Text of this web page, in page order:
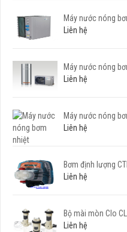
Máy nước nóng
Liên hệ
Máy nước nóng
Liên hệ
Máy nước nóng
Liên hệ
Bơm định lượng
Liên hệ
Bộ mài mòn Clo
Liên hệ